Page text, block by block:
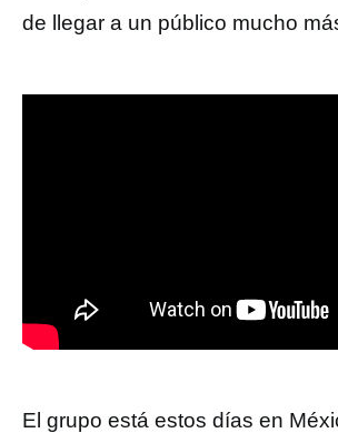
de llegar a un público mucho
El grupo está estos días en